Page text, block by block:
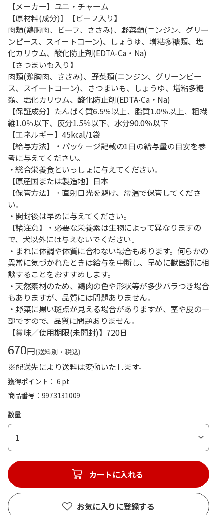
【メーカー】ユニ・チャーム
【原材料(成分)】【ビーフ入り】
肉類(鶏胸肉、ビーフ、ささみ)、野菜類(ニンジン、グリー
ンピース、スイートコーン)、しょうゆ、増粘多糖類、塩
化カリウム、酸化防止剤(EDTA-Ca・Na)
【さつまいも入り】
肉類(鶏胸肉、ささみ)、野菜類(ニンジン、グリーンピー
ス、スイートコーン)、さつまいも、しょうゆ、増粘多糖
類、塩化カリウム、酸化防止剤(EDTA-Ca・Na)
【保証成分】たんぱく質6.5％以上、脂質1.0％以上、粗繊
維1.0％以下、灰分1.5％以下、水分90.0％以下
【エネルギー】45kcal/1袋
【給与方法】・パッケージ記載の1日の給与量の目安を参
考に与えてください。
・総合栄養食といっしょに与えてください。
【原産国または製造地】日本
【保管方法】・直射日光を避け、常温で保管してくださ
い。
・開封後は早めに与えてください。
【諸注意】・必要な栄養素は生物によって異なりますの
で、犬以外には与えないでください。
・まれに体調や体質に合わない場合もあります。何らかの
異常に気づかれたときは給与を中断し、早めに獣医師に相
談することをおすすめします。
・天然素材のため、鶏肉の色や形状等が多少バラつき場合
もありますが、品質には問題ありません。
・野菜に黒い斑点が見える場合がありますが、茎や皮の一
部ですので、品質に問題ありません。
【賞味／使用期限(未開封)】720日
670円(送料別・税込)
※配送先により送料は変動いたします。
獲得ポイント： 6 pt
商品番号
9973131009
数量
1
カートに入れる
お気に入りに登録する